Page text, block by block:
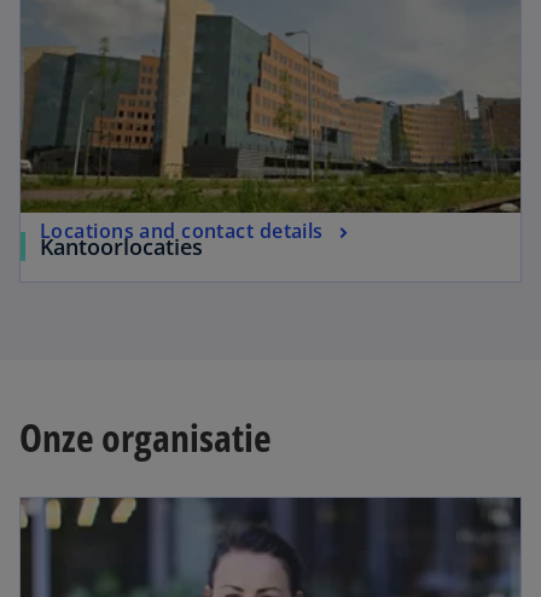
a
n
e
w
t
a
b
Kantoorlocaties
Locations and contact details
Onze organisatie